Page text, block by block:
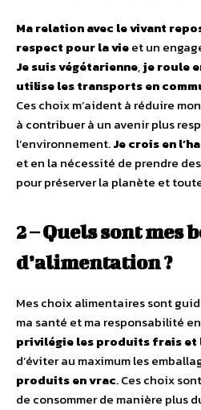
Ma relation avec le vivant
respect pour la vieet un
Je suis végétarienne,je roule
utilise les transports en
Ces choix m’aident à réduire
à contribuer à un avenir plus
l’environnement.Je crois en
et en la nécessité de prendre
pour préserver la planète et
2 – Quels sont mes
d’alimentation ?
Mes choix alimentaires sont
ma santé et ma responsabilité
privilégie les produits frais et
d’éviter au maximum les
produits en vrac. Ces choix
de consommer de manière plus